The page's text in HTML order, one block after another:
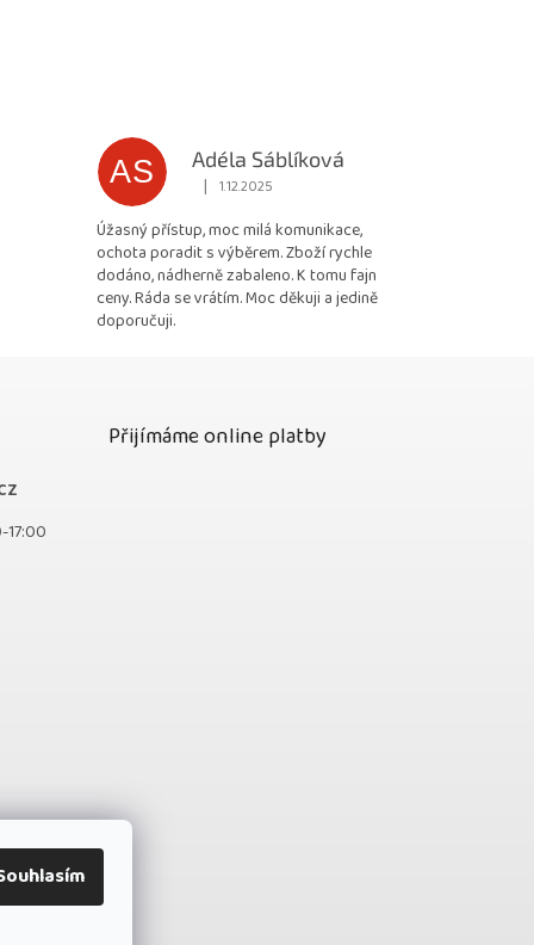
5 z 5 hvězdiček.
AS
Adéla Sáblíková
Hodnocení obchodu je 5 z 5 hvězdiček.
| 1.12.2025
Úžasný přístup, moc milá komunikace,
ochota poradit s výběrem. Zboží rychle
dodáno, nádherně zabaleno. K tomu fajn
ceny. Ráda se vrátím. Moc děkuji a jedině
doporučuji.
17:00
Přijímáme online platby